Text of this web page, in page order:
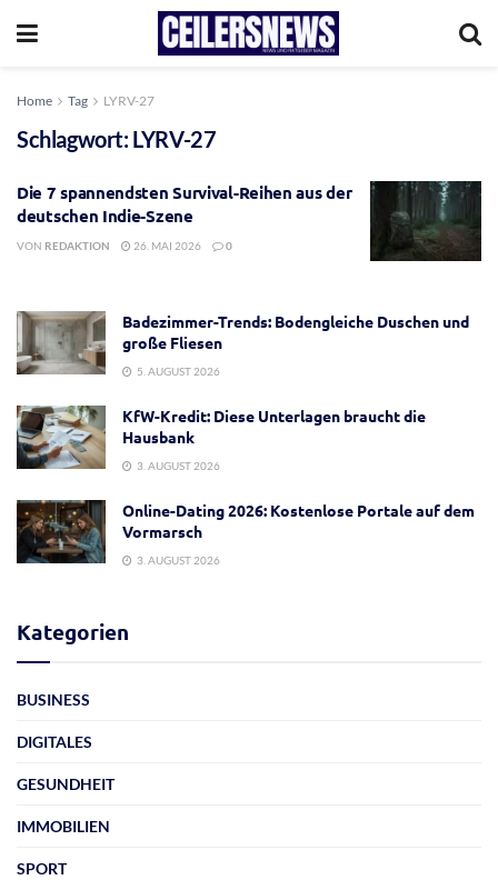
Home Tag LYRV-27
Schlagwort:LYRV-27
Die 7 spannendsten Survival-Reihen aus der
deutschen Indie-Szene
VON REDAKTION 26. MAI 2026 0
Badezimmer-Trends: Bodengleiche Duschen und
große Fliesen
5. AUGUST 2026
KfW-Kredit: Diese Unterlagen braucht die
Hausbank
3. AUGUST 2026
Online-Dating 2026: Kostenlose Portale auf dem
Vormarsch
3. AUGUST 2026
Kategorien
BUSINESS
DIGITALES
GESUNDHEIT
IMMOBILIEN
SPORT